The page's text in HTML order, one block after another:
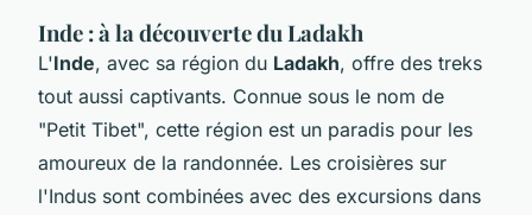
Inde : à la découverte du Ladakh
L'Inde, avec sa région du Ladakh, offre des treks
tout aussi captivants. Connue sous le nom de
"Petit Tibet", cette région est un paradis pour les
amoureux de la randonnée. Les croisières sur
l'Indus sont combinées avec des excursions dans